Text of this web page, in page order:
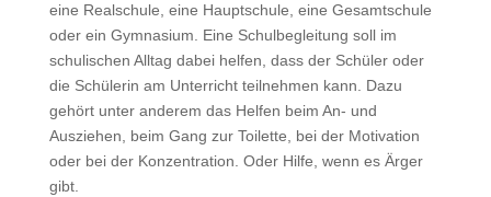
eine Realschule, eine Hauptschule, eine Gesamtschule
oder ein Gymnasium. Eine Schulbegleitung soll im
schulischen Alltag dabei helfen, dass der Schüler oder
die Schülerin am Unterricht teilnehmen kann. Dazu
gehört unter anderem das Helfen beim An- und
Ausziehen, beim Gang zur Toilette, bei der Motivation
oder bei der Konzentration. Oder Hilfe, wenn es Ärger
gibt.